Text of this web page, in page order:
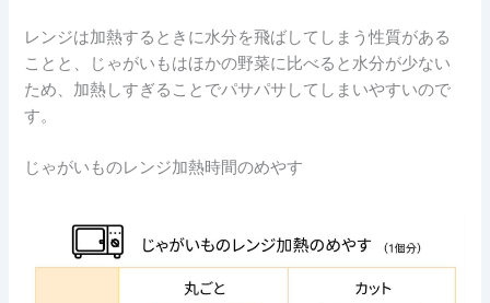
レンジは加熱するときに水分を飛ばしてしまう性質がある
ことと、じゃがいもはほかの野菜に比べると水分が少ない
ため、加熱しすぎることでパサパサしてしまいやすいので
す。
じゃがいものレンジ加熱時間のめやす